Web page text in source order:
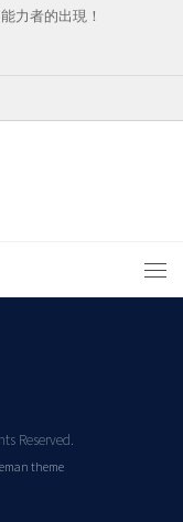
力者的出現！
Reserved.
theme